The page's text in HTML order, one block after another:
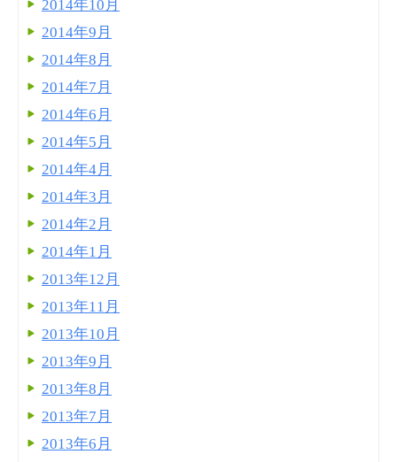
2014年10月
2014年9月
2014年8月
2014年7月
2014年6月
2014年5月
2014年4月
2014年3月
2014年2月
2014年1月
2013年12月
2013年11月
2013年10月
2013年9月
2013年8月
2013年7月
2013年6月